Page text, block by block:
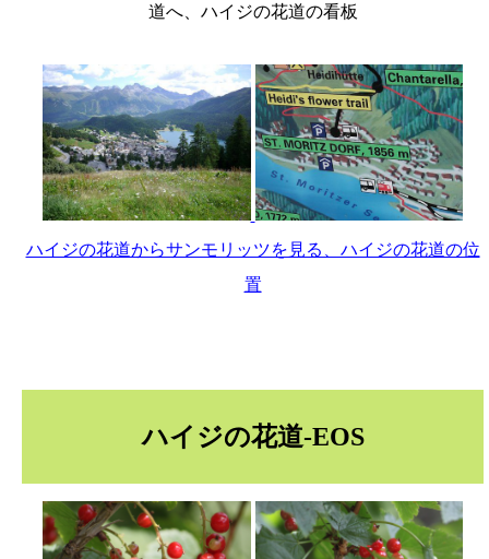
道へ、ハイジの花道の看板
ハイジの花道からサンモリッツを見る、ハイジの花道の位
置
ハイジの花道-EOS